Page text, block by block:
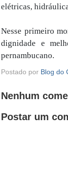
elétricas,
Nesse primeiro
dignidade e
pernambucano.
Postado por Blog do
Nenhum
Postar um